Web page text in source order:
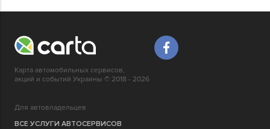
Карта автомобильных сервисов,
акций и событий Украины © 2018 - 2026
Для автовладельцев
ВСЕ УСЛУГИ АВТОСЕРВИСОВ